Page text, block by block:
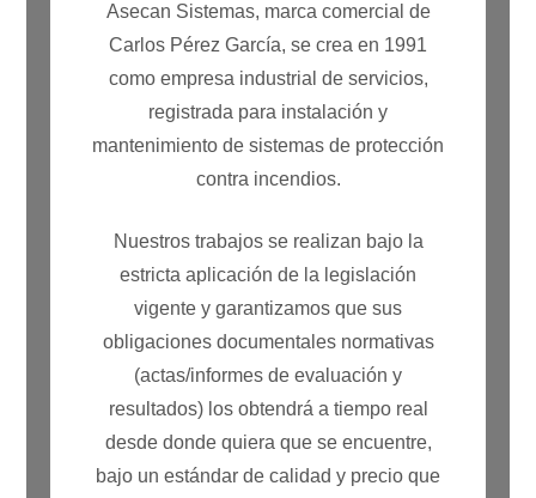
Asecan Sistemas, marca comercial de
Carlos Pérez García, se crea en 1991
como empresa industrial de servicios,
registrada para instalación y
mantenimiento de sistemas de protección
contra incendios.
Nuestros trabajos se realizan bajo la
estricta aplicación de la legislación
vigente y garantizamos que sus
obligaciones documentales normativas
(actas/informes de evaluación y
resultados) los obtendrá a tiempo real
desde donde quiera que se encuentre,
bajo un estándar de calidad y precio que